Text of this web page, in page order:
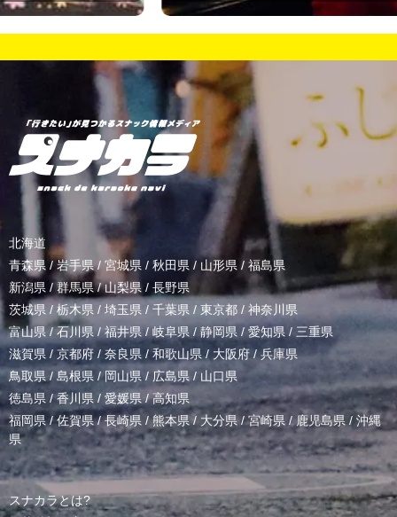
北海道
青森県 / 岩手県/ 宮城県 / 秋田県 / 山形県/ 福島県
新潟県 /群馬県/山梨県 / 長野県
茨城県 / 栃木県 / 埼玉県 / 千葉県 / 東京都 / 神奈川県
富山県 /石川県/福井県/岐阜県 / 静岡県 / 愛知県 / 三重県
滋賀県 / 京都府 / 奈良県 / 和歌山県/ 大阪府 /兵庫県
鳥取県/ 島根県 /岡山県/ 広島県 / 山口県
徳島県 /香川県 / 愛媛県/高知県
福岡県/佐賀県/長崎県 /熊本県/ 大分県/宮崎県 /鹿児島県 / 沖縄
県
スナカラとは?